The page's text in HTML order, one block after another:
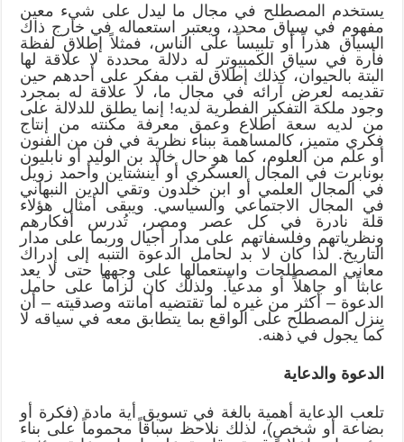
يستخدم المصطلح في مجال ما ليدل على شيء معين
مفهوم في سياق محدد، ويعتبر استعماله في خارج ذاك
السياق هذراً أو تلبيساً على الناس، فمثلاً إطلاق لفظة
فأرة في سياق الكمبيوتر له دلالة محددة لا علاقة لها
البتة بالحيوان، كذلك إطلاق لقب مفكر على أحدهم حين
تقديمه لعرض آرائه في مجال ما، لا علاقة له بمجرد
وجود ملكة التفكير الفطرية لديه! إنما يطلق للدلالة على
من لديه سعة اطلاع وعمق معرفة مكنته من إنتاج
فكري متميز، كالمساهمة ببناء نظرية في فن من الفنون
أو علم من العلوم، كما هو حال خالد بن الوليد أو نابليون
بونابرت في المجال العسكري أو أينشتاين وأحمد زويل
في المجال العلمي أو ابن خلدون وتقي الدين النبهاني
في المجال الاجتماعي والسياسي. ويبقى أمثال هؤلاء
قلة نادرة في كل عصر ومصر، تُدرس أفكارهم
ونظرياتهم وفلسفاتهم على مدار أجيال وربما على مدار
التاريخ. لذا كان لا بد لحامل الدعوة التنبه إلى إدراك
معاني المصطلحات واستعمالها على وجهها حتى لا يعد
عابثاً أو جاهلاً أو مدعياً. ولذلك كان لزاماً على حامل
الدعوة – أكثر من غيره لما تقتضيه أمانته وصدقيته – أن
ينزل المصطلح على الواقع بما يتطابق معه في سياقه لا
كما يجول في ذهنه.
الدعوة والدعاية
تلعب الدعاية أهمية بالغة في تسويق أية مادة (فكرة أو
بضاعة أو شخصٍ)، لذلك نلاحظ سباقاً محموماً على بناء